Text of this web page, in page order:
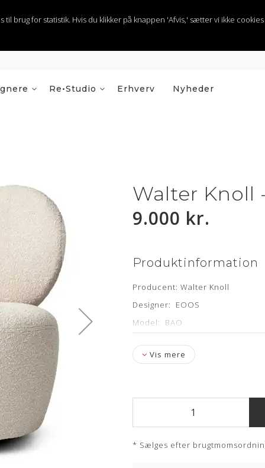
brug for statistik. Hvis du klikker på knappen 'Afvis,' sætter vi ikke
Re•Studio Nyheder
Erhverv
Walter Knoll
9.000 kr.
Produktinformation
Producent: Walter Knoll
Designer: EOOS
Model: BAO
Stof: Bouclé
Showroom: Egå & Hørsholm
Vis mere
* Sælges efter